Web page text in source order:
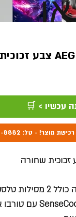
עכשיו > 🛒
- טל: 072-250-8882